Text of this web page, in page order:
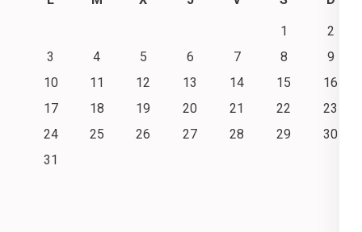
1
2
3
4 5 6 7 8
9
10
11 12 13 14 15
16
17
18 19 20 21 22
23
24
25 26 27 28 29
30
31